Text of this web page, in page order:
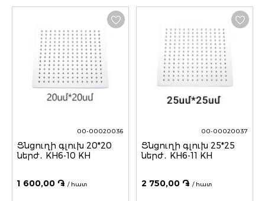
00-00020036
Ցնցուղի գլուխ 20*20
ներժ․ KH6-10 KH
1 600,00 ֏ / հատ
00-00020037
Ցնցուղի գլուխ 25*25
ներժ․ KH6-11 KH
2 750,00 ֏ / հատ